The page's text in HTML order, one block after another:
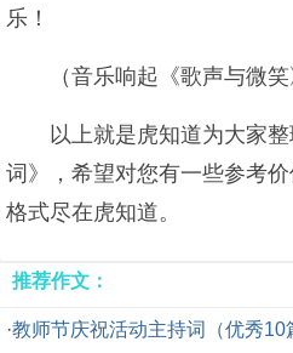
乐！
（音乐响起《歌声与微笑
以上就是虎知道为大家
词》，希望对您有一些参考
格式尽在虎知道。
推荐作文：
·教师节庆祝活动主持词（优秀10